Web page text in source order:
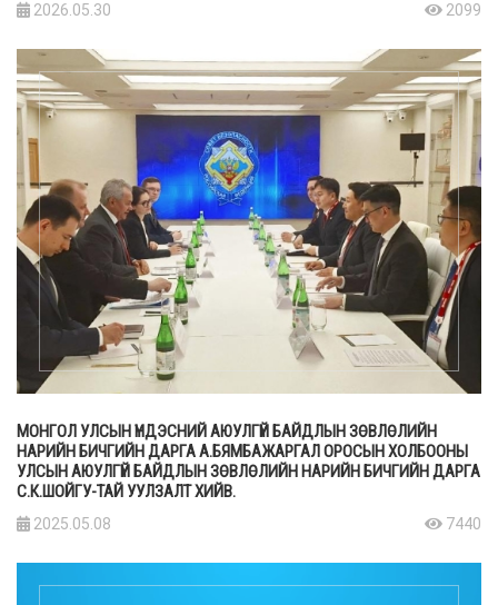
2026.05.30 2099
МОНГОЛ УЛСЫН ҮНДЭСНИЙ АЮУЛГҮЙ БАЙДЛЫН ЗӨВЛӨЛИЙН
НАРИЙН БИЧГИЙН ДАРГА А.БЯМБАЖАРГАЛ ОРОСЫН ХОЛБООНЫ
УЛСЫН АЮУЛГҮЙ БАЙДЛЫН ЗӨВЛӨЛИЙН НАРИЙН БИЧГИЙН ДАРГА
С.К.ШОЙГУ-ТАЙ УУЛЗАЛТ ХИЙВ.
2025.05.08 7440